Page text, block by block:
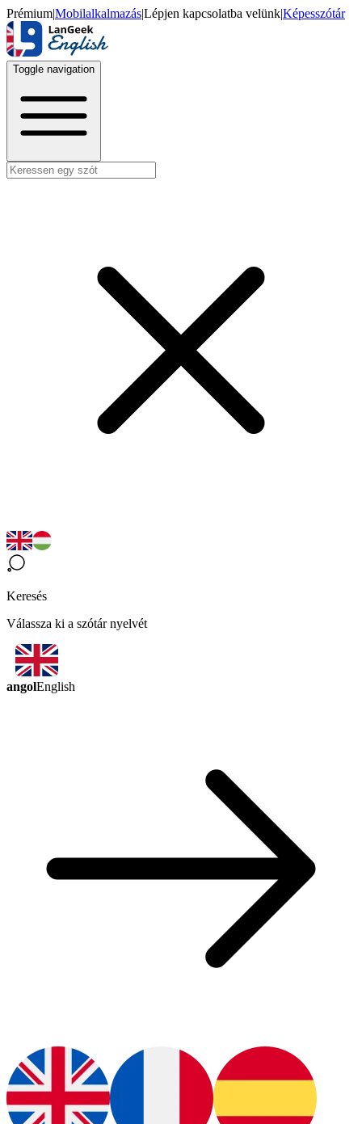
Prémium|Mobilalkalmazás|Lépjen kapcsolatba velünk|Képesszótár
Toggle navigation
Keresés
Válassza ki a szótár nyelvét
angolEnglish